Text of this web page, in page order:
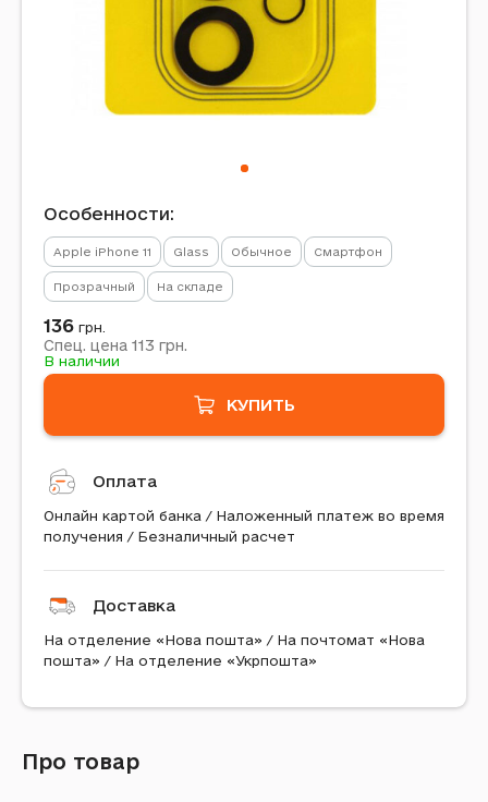
Особенности:
Apple iPhone 11 Glass Обычное Смартфон
Прозрачный На складе
136 грн.
Спец. цена 113 грн.
В наличии
КУПИТЬ
Оплата
Онлайн картой банка / Наложенный платеж во время
получения / Безналичный расчет
Доставка
На отделение «Нова пошта» / На почтомат «Нова
пошта» / На отделение «Укрпошта»
Про товар